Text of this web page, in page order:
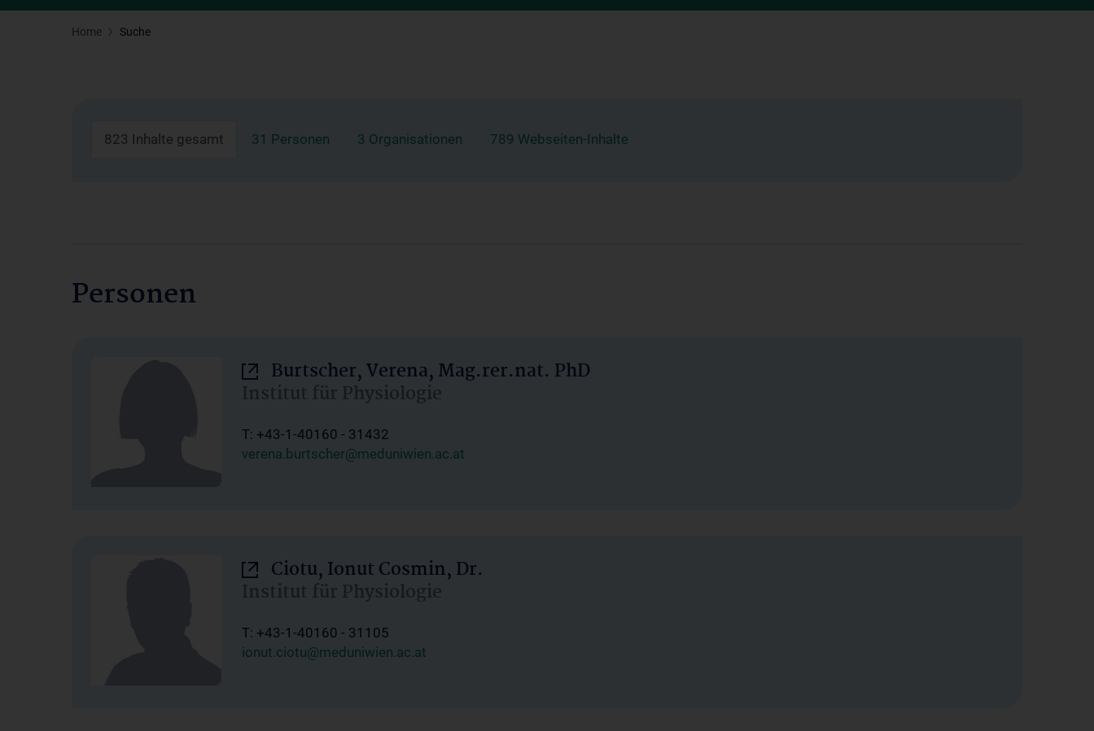
Home Suche
823 Inhalte gesamt 31 Personen 3 Organisationen 789 Webseiten-Inhalte
Personen
Burtscher, Verena, Mag.rer.nat. PhD
Institut für Physiologie
T: +43-1-40160 - 31432
verena.burtscher@meduniwien.ac.at
Ciotu, Ionut Cosmin, Dr.
Institut für Physiologie
T: +43-1-40160 - 31105
ionut.ciotu@meduniwien.ac.at